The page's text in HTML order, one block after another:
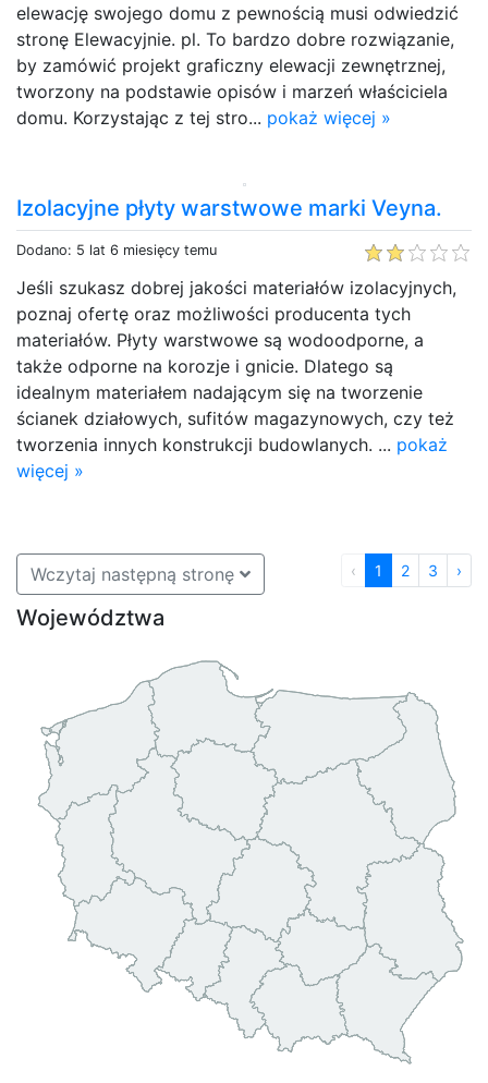
elewację swojego domu z pewnością musi odwiedzić
stronę Elewacyjnie. pl. To bardzo dobre rozwiązanie,
by zamówić projekt graficzny elewacji zewnętrznej,
tworzony na podstawie opisów i marzeń właściciela
domu. Korzystając z tej stro... pokaż więcej »
Izolacyjne płyty warstwowe marki Veyna.
Dodano: 5 lat 6 miesięcy temu
Jeśli szukasz dobrej jakości materiałów izolacyjnych,
poznaj ofertę oraz możliwości producenta tych
materiałów. Płyty warstwowe są wodoodporne, a
także odporne na korozje i gnicie. Dlatego są
idealnym materiałem nadającym się na tworzenie
ścianek działowych, sufitów magazynowych, czy też
tworzenia innych konstrukcji budowlanych. ... pokaż
więcej »
Wczytaj następną stronę ‹ 1 2 3 ›
Województwa